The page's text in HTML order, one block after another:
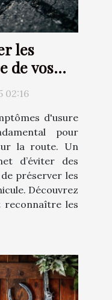
les
de vos
02:16
d'usure
pour
la route. Un
d’éviter des
préserver les
Découvrez
reconnaître les